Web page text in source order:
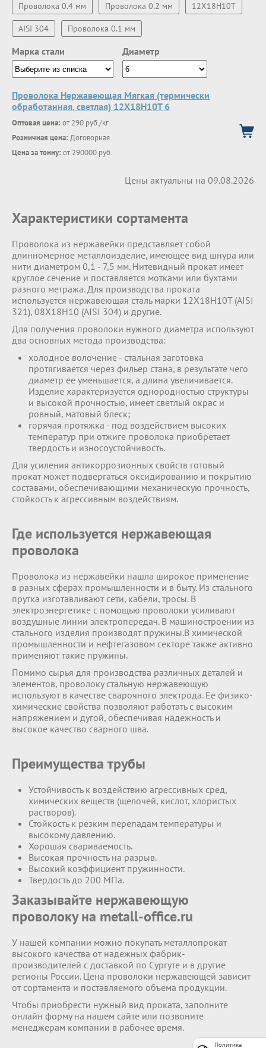
Проволока 0.4 мм Проволока 0.2 мм 12Х18Н10Т
AISI 304 Проволока 0.1 мм
Марка стали Диаметр
Проволока Нержавеющая Мягкая (термически
обработанная. светлая) 12Х18Н10Т 6
Оптовая цена: от 290 руб./кг
Розничная цена: Договорная
Цена за тонну: от 290000 руб.
Цены актуальны на 09.08.2026
Характеристики сортамента
Проволока из нержавейки представляет собой
длинномерное металлоизделие, имеющее вид шнура или
нити диаметром 0,1 - 7,5 мм. Нитевидный прокат имеет
круглое сечение и поставляется мотками или бухтами
разного метража. Для производства проката
используется нержавеющая сталь марки 12Х18Н10Т (AISI
321), 08Х18Н10 (AISI 304) и другие.
Для получения проволоки нужного диаметра используют
два основных метода производства:
холодное волочение - стальная заготовка
протягивается через фильер стана, в результате чего
диаметр ее уменьшается, а длина увеличивается.
Изделие характеризуется однородностью структуры
и высокой прочностью, имеет светлый окрас и
ровный, матовый блеск;
горячая протяжка - под воздействием высоких
температур при отжиге проволока приобретает
твердость и износоустойчивость.
Для усиления антикоррозионных свойств готовый
прокат может подвергаться оксидированию и покрытию
составами, обеспечивающими механическую прочность,
стойкость к агрессивным воздействиям.
Где используется нержавеющая
проволока
Проволока из нержавейки нашла широкое применение
в разных сферах промышленности и в быту. Из стального
прутка изготавливают сети, кабели, тросы. В
электроэнергетике с помощью проволоки усиливают
воздушные линии электропередач. В машиностроении из
стального изделия производят пружины.В химической
промышленности и нефтегазовом секторе также активно
применяют такие пружины.
Помимо сырья для производства различных деталей и
элементов, проволоку стальную нержавеющую
используют в качестве сварочного электрода. Ее физико-
химические свойства позволяют работать с высоким
напряжением и дугой, обеспечивая надежность и
высокое качество сварного шва.
Преимущества трубы
Устойчивость к воздействию агрессивных сред,
химических веществ (щелочей, кислот, хлористых
растворов).
Стойкость к резким перепадам температуры и
высокому давлению.
Хорошая свариваемость.
Высокая прочность на разрыв.
Высокий коэффициент пружинности.
Твердость до 200 МПа.
Заказывайте нержавеющую
проволоку на metall-office.ru
У нашей компании можно покупать металлопрокат
высокого качества от надежных фабрик-
производителей с доставкой по Сургуте и в другие
регионы России. Цена проволоки нержавеющей зависит
от сортамента и поставляемого объема продукции.
Чтобы приобрести нужный вид проката, заполните
онлайн форму на нашем сайте или позвоните
менеджерам компании в рабочее время.
Политика